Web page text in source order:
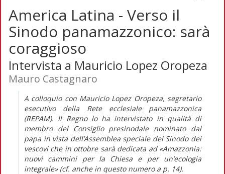
America Latina - Verso il
Sinodo panamazzonico: sarà
coraggioso
Intervista a Mauricio Lopez Oropeza
Mauro Castagnaro
A colloquio con Mauricio Lopez Oropeza, segretario
esecutivo della Rete ecclesiale panamazzonica
(REPAM). Il Regnolo ha intervistato in qualità di
membro del Consiglio presinodale nominato dal
papa in vista dell’Assemblea speciale del Sinodo dei
vescovi che in ottobre sarà dedicata ad «Amazzonia:
nuovi cammini per la Chiesa e per un’ecologia
integrale» (cf. anche in questo numeroa p. 14).